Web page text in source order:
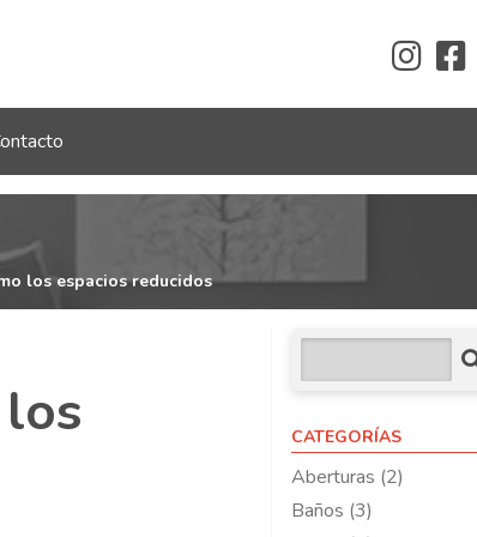
los espacios reducidos
CATEGORÍAS
Aberturas (2)
Baños (3)